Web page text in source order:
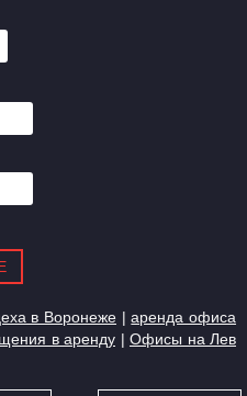
в Воронеже |аренда офиса
в аренду | Офисы на Лев